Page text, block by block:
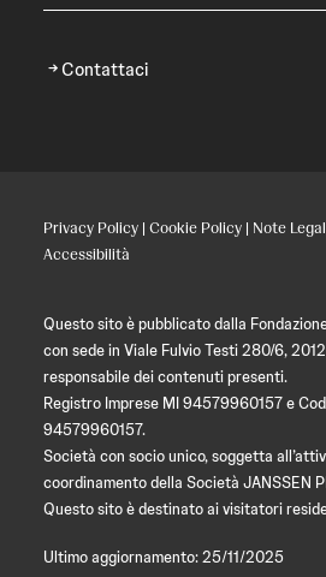
Contattaci
Privacy Policy | Cookie Policy | Note
Accessibilità
Questo sito è pubblicato dalla
con sede in Viale Fulvio Testi 280/6,
responsabile dei contenuti presenti.
Registro Imprese MI 94579960157 e
94579960157.
Società con socio unico, soggetta
coordinamento della Società JANSSEN
Questo sito è destinato ai visitatori
Ultimo aggiornamento: 25/11/2025